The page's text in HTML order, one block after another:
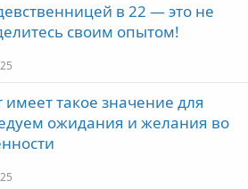
в 22 — это не
своим опытом!
такое значение для
ожидания и желания во